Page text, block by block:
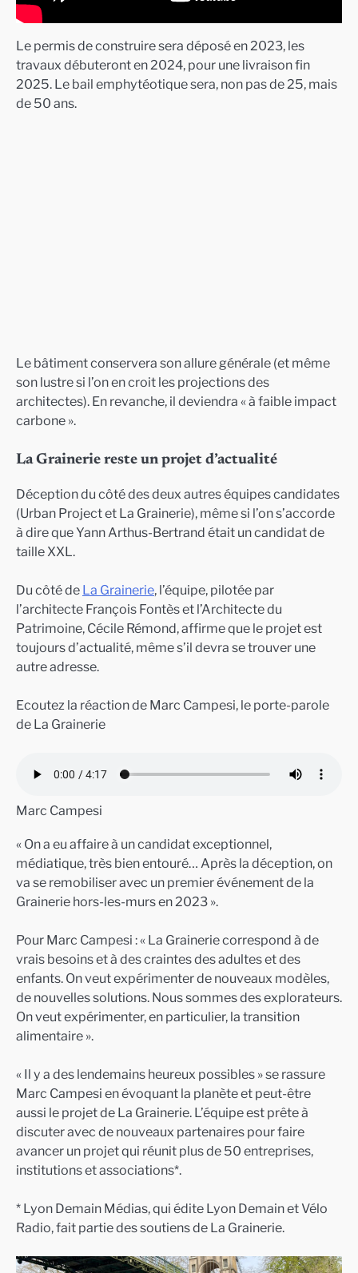
Le permis de construire sera déposé en 2023, les
travaux débuteront en 2024, pour une livraison fin
2025. Le bail emphytéotique sera, non pas de 25, mais
de 50 ans.
Le bâtiment conservera son allure générale (et même
son lustre si l’on en croit les projections des
architectes). En revanche, il deviendra « à faible impact
carbone ».
La Grainerie reste un projet d’actualité
Déception du côté des deux autres équipes candidates
(Urban Project et La Grainerie), même si l’on s’accorde
à dire que Yann Arthus-Bertrand était un candidat de
taille XXL.
Du côté de La Grainerie, l’équipe, pilotée par
l’architecte François Fontès et l’Architecte du
Patrimoine, Cécile Rémond, affirme que le projet est
toujours d’actualité, même s’il devra se trouver une
autre adresse.
Ecoutez la réaction de Marc Campesi, le porte-parole
de La Grainerie
Marc Campesi
« On a eu affaire à un candidat exceptionnel,
médiatique, très bien entouré… Après la déception, on
va se remobiliser avec un premier événement de la
Grainerie hors-les-murs en 2023 ».
Pour Marc Campesi : « La Grainerie correspond à de
vrais besoins et à des craintes des adultes et des
enfants. On veut expérimenter de nouveaux modèles,
de nouvelles solutions. Nous sommes des explorateurs.
On veut expérimenter, en particulier, la transition
alimentaire ».
« Il y a des lendemains heureux possibles » se rassure
Marc Campesi en évoquant la planète et peut-être
aussi le projet de La Grainerie. L’équipe est prête à
discuter avec de nouveaux partenaires pour faire
avancer un projet qui réunit plus de 50 entreprises,
institutions et associations*.
* Lyon Demain Médias, qui édite Lyon Demain et Vélo
Radio, fait partie des soutiens de La Grainerie.